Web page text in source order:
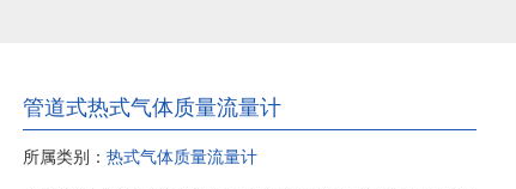
管道式热式气体质量流量计
所属类别： 热式气体质量流量计